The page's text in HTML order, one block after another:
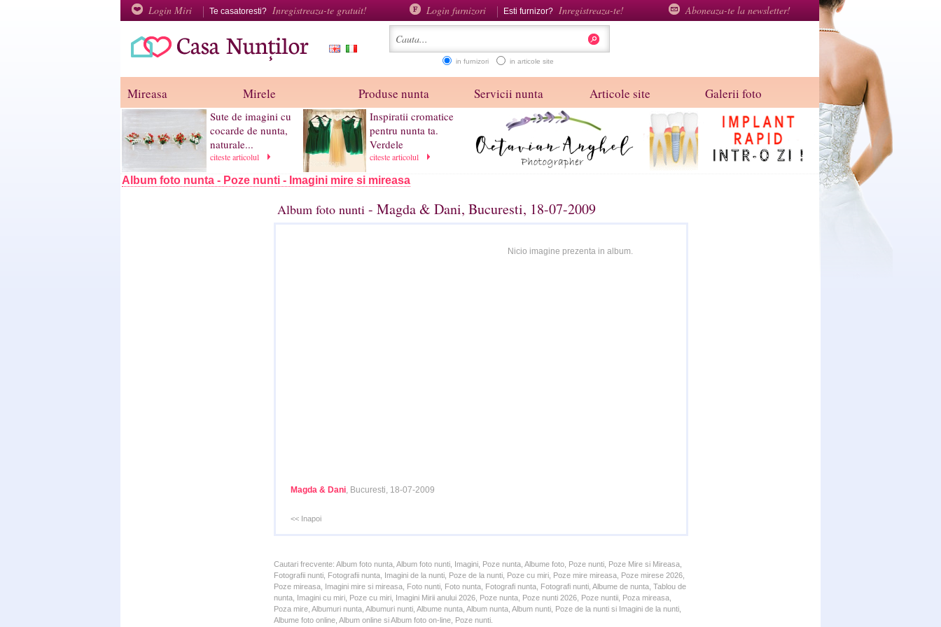
Login Miri Te casatoresti? Inregistreaza-te gratuit! Login furnizori Esti furnizor? Inregistreaza-te! Aboneaza-te la newsletter!
in furnizori in articole site
Mireasa Mirele Produse nunta Servicii nunta Articole site Galerii foto
Sute de imagini cu
cocarde de nunta,
naturale...
citeste articolul
Inspiratii cromatice
pentru nunta ta.
Verdele
citeste articolul
Album foto nunta - Poze nunti - Imagini mire si mireasa
Album foto nunti - Magda & Dani, Bucuresti, 18-07-2009
Nicio imagine prezenta in album.
Magda & Dani, Bucuresti, 18-07-2009
<< Inapoi
Cautari frecvente: Album foto nunta, Album foto nunti, Imagini, Poze nunta, Albume foto, Poze nunti, Poze Mire si Mireasa,
Fotografii nunti, Fotografii nunta, Imagini de la nunti, Poze de la nunti, Poze cu miri, Poze mire mireasa, Poze mirese 2026,
Poze mireasa, Imagini mire si mireasa, Foto nunti, Foto nunta, Fotografi nunta, Fotografi nunti, Albume de nunta, Tablou de
nunta, Imagini cu miri, Poze cu miri, Imagini Mirii anului 2026, Poze nunta, Poze nunti 2026, Poze nuntii, Poza mireasa,
Poza mire, Albumuri nunta, Albumuri nunti, Albume nunta, Album nunta, Album nunti, Poze de la nunti si Imagini de la nunti,
Albume foto online, Album online si Album foto on-line, Poze nunti.